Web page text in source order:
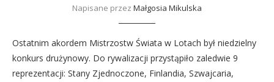
Napisane przez Małgosia Mikulska
Ostatnim akordem Mistrzostw Świata w Lotach był niedzielny
konkurs drużynowy. Do rywalizacji przystąpiło zaledwie 9
reprezentacji: Stany Zjednoczone, Finlandia, Szwajcaria,